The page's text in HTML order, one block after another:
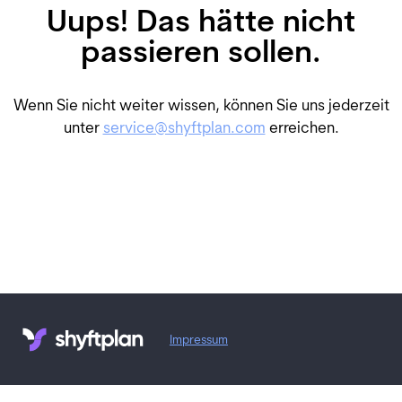
Uups! Das hätte nicht
passieren sollen.
Wenn Sie nicht weiter wissen, können Sie uns jederzeit
unter service@shyftplan.com erreichen.
Impressum